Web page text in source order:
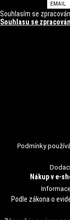
Souhlasím se
Souhlasu se
Podmínky
Nákup v e-
Podle zákona o